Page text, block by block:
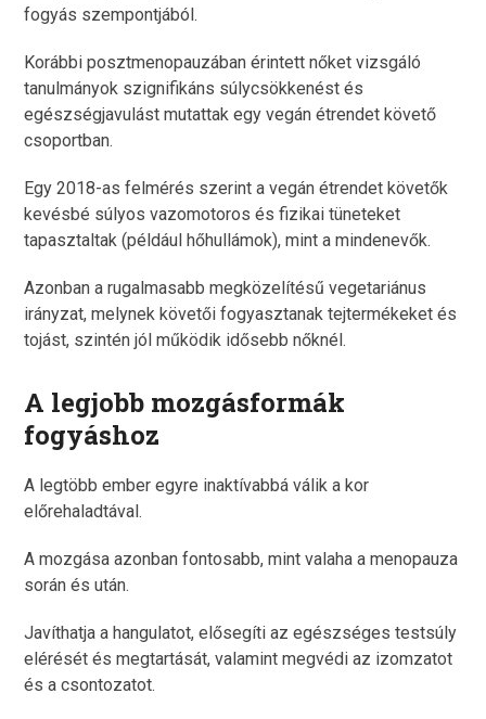
fogyás szempontjából.
Korábbi posztmenopauzában érintett nőket vizsgáló
tanulmányok szignifikáns súlycsökkenést és
egészségjavulást mutattak egy vegán étrendet követő
csoportban.
Egy 2018-as felmérés szerint a vegán étrendet követők
kevésbé súlyos vazomotoros és fizikai tüneteket
tapasztaltak (például hőhullámok), mint a mindenevők.
Azonban a rugalmasabb megközelítésű vegetariánus
irányzat, melynek követői fogyasztanak tejtermékeket és
tojást, szintén jól működik idősebb nőknél.
A legjobb mozgásformák
fogyáshoz
A legtöbb ember egyre inaktívabbá válik a kor
előrehaladtával.
A mozgása azonban fontosabb, mint valaha a menopauza
során és után.
Javíthatja a hangulatot, elősegíti az egészséges testsúly
elérését és megtartását, valamint megvédi az izomzatot
és a csontozatot.